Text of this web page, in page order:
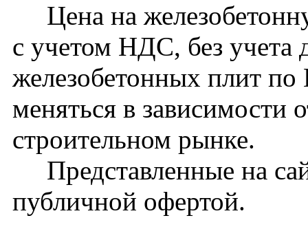
Цена на
с учетом НДС, без учета
железобетонных плит
меняться в зависимости
строительном рынке.
Представленные на
публичной офертой.